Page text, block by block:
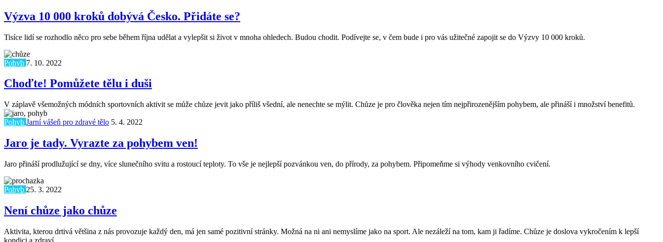
Výzva 10 000 kroků dobývá Česko. Přidáte se?
Tisíce lidí se rozhodlo něco pro sebe během října udělat a vylepšit si život v mnoha ohledech. Budou chodit. Podívejte se, v čem bude i pro vás užitečné zapojit se do Výzvy 10 000 kroků.
Pohyb 7. 10. 2022
Choďte! Pomůžete tělu i duši
V záplavě všemožných módních sportovních aktivit se může chůze jevit jako příliš všední, ale nenechte se mýlit. Chůze je pro člověka nejen tím nejpřirozenějším pohybem, ale přináší i množství benefitů.
Pohyb Jarní vášeň pro zdravé tělo 5. 4. 2022
Jaro je tady. Vyrazte za pohybem ven!
Jaro přináší prodlužující se dny, více slunečního svitu a rostoucí teploty. To vše je nejlepší pozvánkou ven, do přírody, za pohybem. Připomeňme si výhody venkovního cvičení.
Pohyb 25. 3. 2022
Není chůze jako chůze
Aktivita, kterou drtivá většina z nás provozuje každý den, má jen samé pozitivní stránky. Možná na ni ani nemyslíme jako na sport. Ale nezáleží na tom, kam ji řadíme. Chůze je doslova vykročením k lepší
kondici a zdraví.